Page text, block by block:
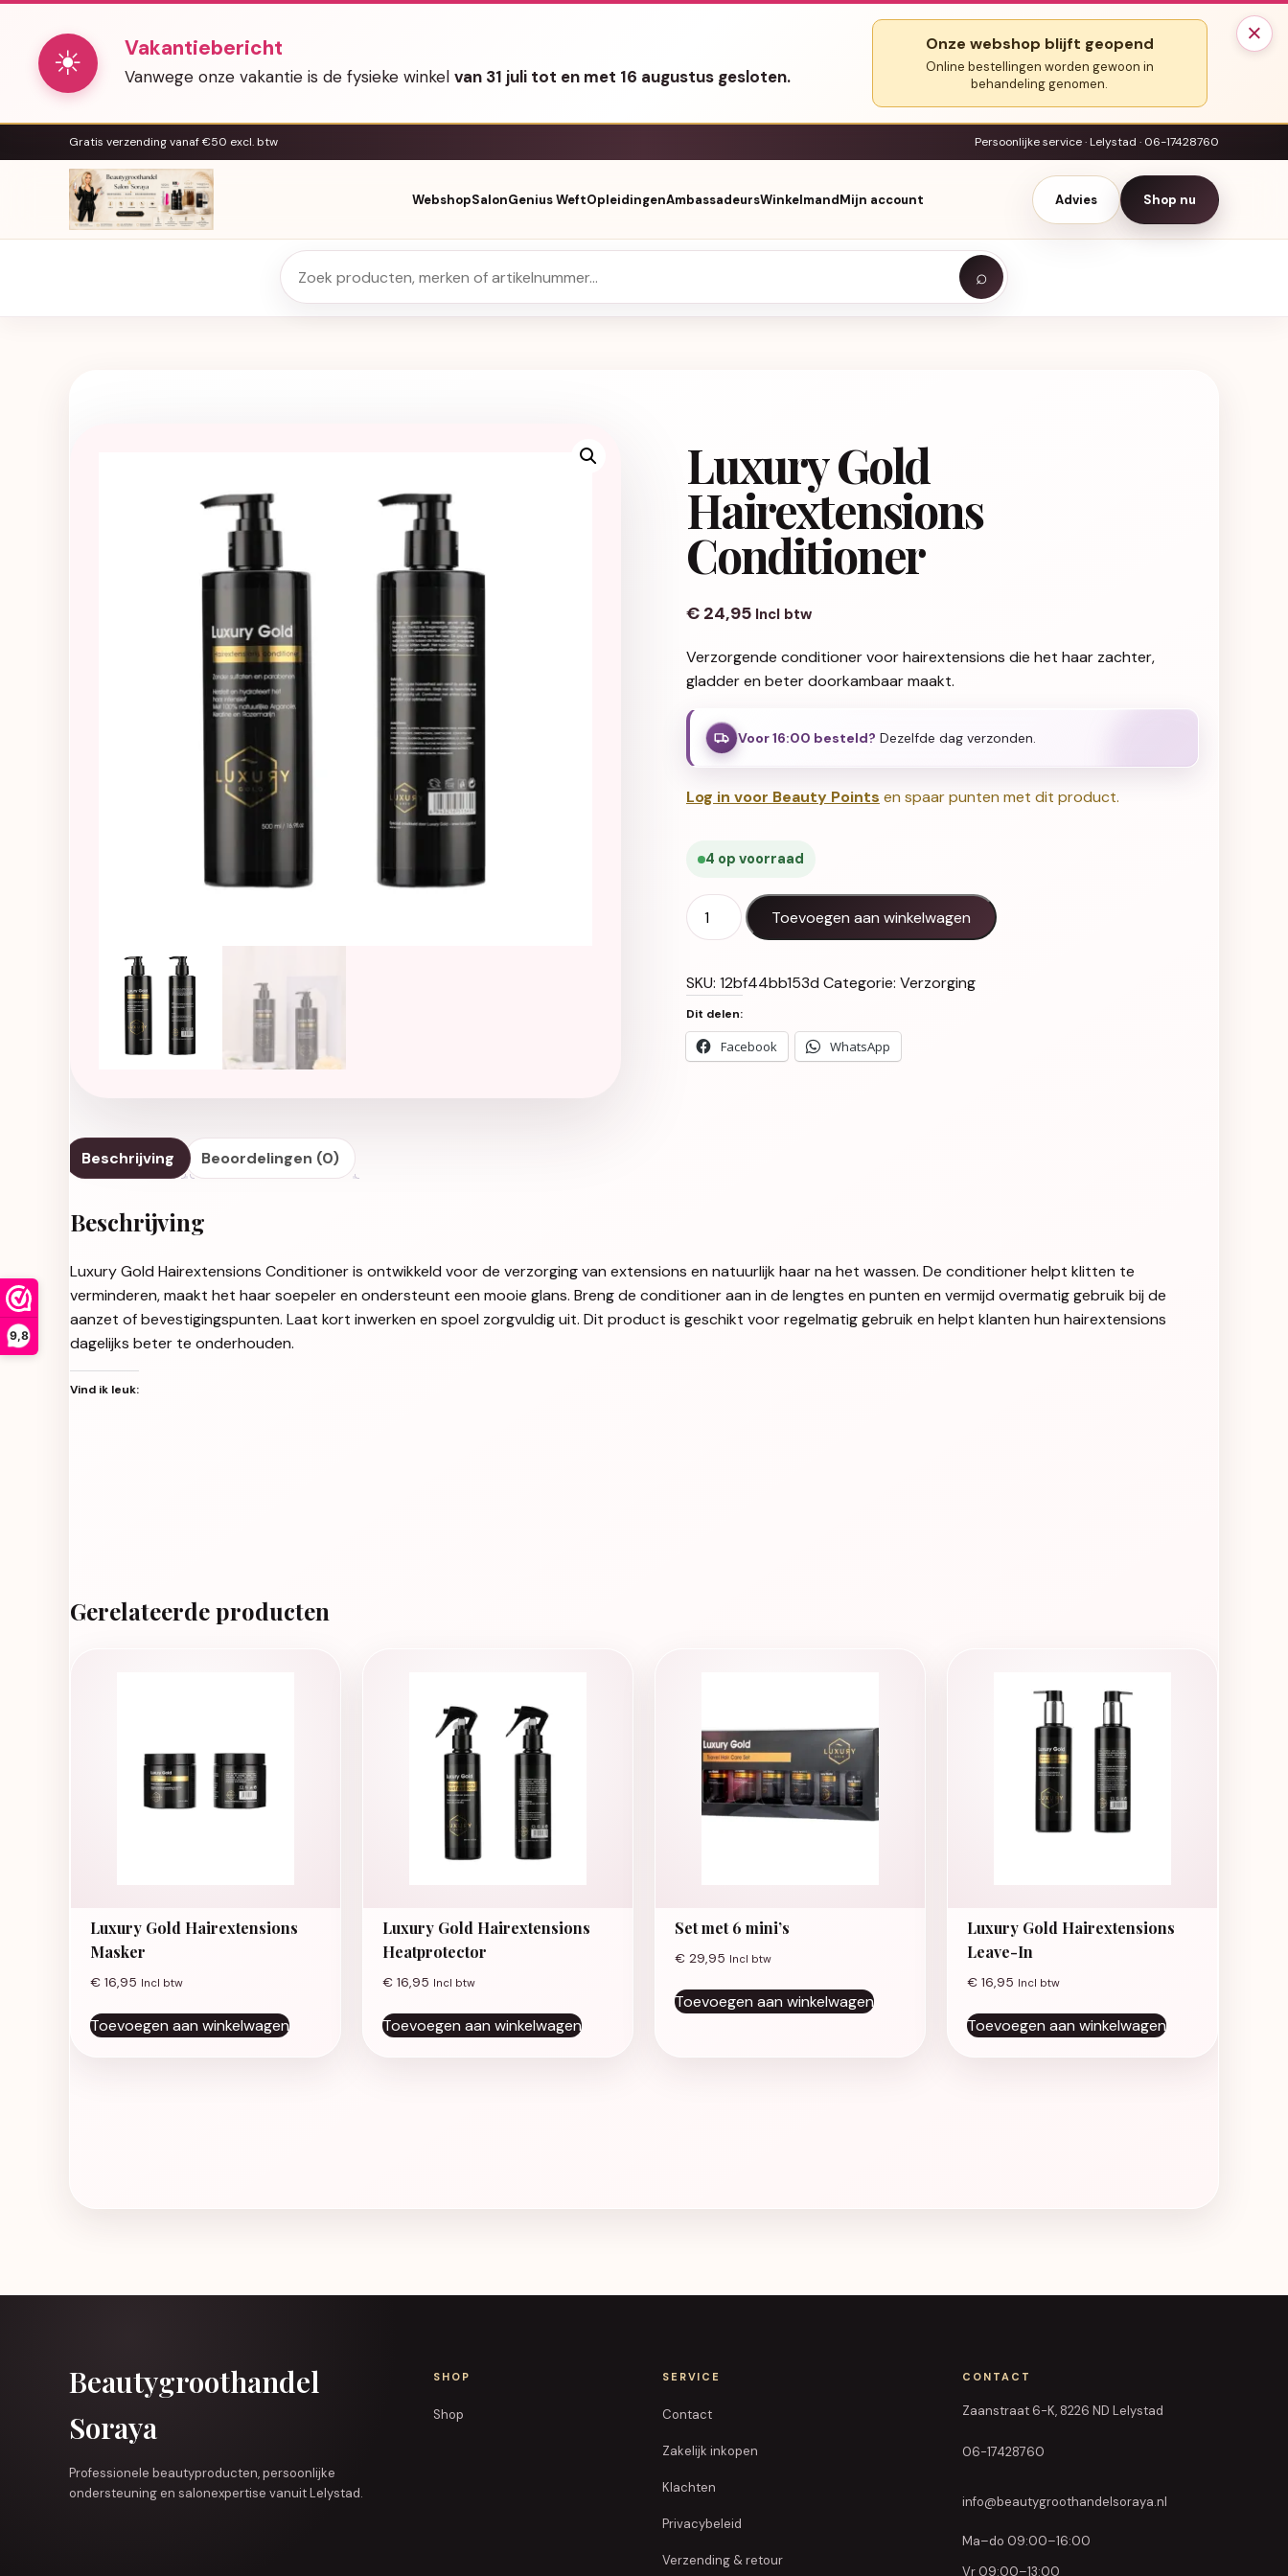
9,8
×
☀ Vakantiebericht
Vanwege onze vakantie is de fysieke winkel van 31 juli tot en met 16 augustus gesloten.
Onze webshop blijft geopend
Online bestellingen worden gewoon in
behandeling genomen.
Gratis verzending vanaf €50 excl. btw Persoonlijke service · Lelystad · 06-17428760
WebshopSalonGenius WeftOpleidingenAmbassadeursWinkelmandMijn account Advies Shop nu
⌕
Luxury Gold
Hairextensions
Conditioner
€24,95 Incl btw
Verzorgende conditioner voor hairextensions die het haar zachter,
gladder en beter doorkambaar maakt.
Voor 16:00 besteld? Dezelfde dag verzonden.
Log in voor Beauty Points en spaar punten met dit product.
4 op voorraad
Luxury Gold Hairextensions Conditioner aantal
Toevoegen aan winkelwagen
SKU: 12bf44bb153dCategorie: Verzorging
Dit delen:
Facebook WhatsApp
Beschrijving Beoordelingen (0)
Beschrijving
Luxury Gold Hairextensions Conditioner is ontwikkeld voor de verzorging van extensions en natuurlijk haar na het wassen. De conditioner helpt klitten te
verminderen, maakt het haar soepeler en ondersteunt een mooie glans. Breng de conditioner aan in de lengtes en punten en vermijd overmatig gebruik bij de
aanzet of bevestigingspunten. Laat kort inwerken en spoel zorgvuldig uit. Dit product is geschikt voor regelmatig gebruik en helpt klanten hun hairextensions
dagelijks beter te onderhouden.
Vind ik leuk:
Gerelateerde producten
Luxury Gold Hairextensions
Masker
€ 16,95 Incl btw
Toevoegen aan winkelwagen
Luxury Gold Hairextensions
Heatprotector
€ 16,95 Incl btw
Toevoegen aan winkelwagen
Set met 6 mini’s
€ 29,95 Incl btw
Toevoegen aan winkelwagen
Luxury Gold Hairextensions
Leave-In
€ 16,95 Incl btw
Toevoegen aan winkelwagen
Beautygroothandel
Soraya
Professionele beautyproducten, persoonlijke
ondersteuning en salonexpertise vanuit Lelystad.
SHOP
Shop
SERVICE
Contact
Zakelijk inkopen
Klachten
Privacybeleid
Verzending & retour
CONTACT
Zaanstraat 6-K, 8226 ND Lelystad
06-17428760
info@beautygroothandelsoraya.nl
Ma–do 09:00–16:00
Vr 09:00–13:00